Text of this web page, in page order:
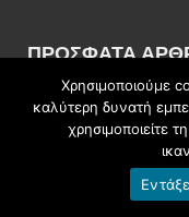
ΠΡΌΣΦΑΤΑ
Επιτυχόντες
31 Ιουλίου 2026
Διάκριση του
Δημοτικού
Χρησιμοποιούμε
καλύτερη δυνατή
χρησιμοποιείτε